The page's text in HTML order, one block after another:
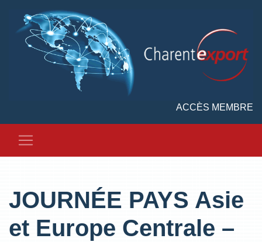
ACCÈS MEMBRE
JOURNÉE PAYS Asie
et Europe Centrale –